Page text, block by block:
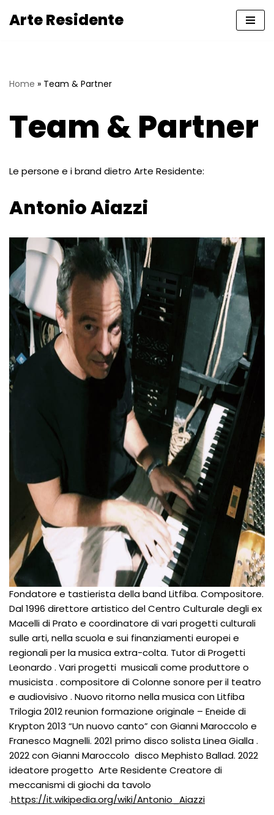
Arte Residente
Home » Team & Partner
Team & Partner
Le persone e i brand dietro Arte Residente:
Antonio Aiazzi
Fondatore e tastierista della band Litfiba. Compositore.
Dal 1996 direttore artistico del Centro Culturale degli ex
Macelli di Prato e coordinatore di vari progetti culturali
sulle arti, nella scuola e sui finanziamenti europei e
regionali per la musica extra-colta. Tutor di Progetti
Leonardo . Vari progetti musicali come produttore o
musicista . compositore di Colonne sonore per il teatro
e audiovisivo . Nuovo ritorno nella musica con Litfiba
Trilogia 2012 reunion formazione originale – Eneide di
Krypton 2013 “Un nuovo canto” con Gianni Maroccolo e
Franesco Magnelli. 2021 primo disco solista Linea Gialla .
2022 con Gianni Maroccolo disco Mephisto Ballad. 2022
ideatore progetto Arte Residente Creatore di
meccanismi di giochi da tavolo
.https://it.wikipedia.org/wiki/Antonio_Aiazzi